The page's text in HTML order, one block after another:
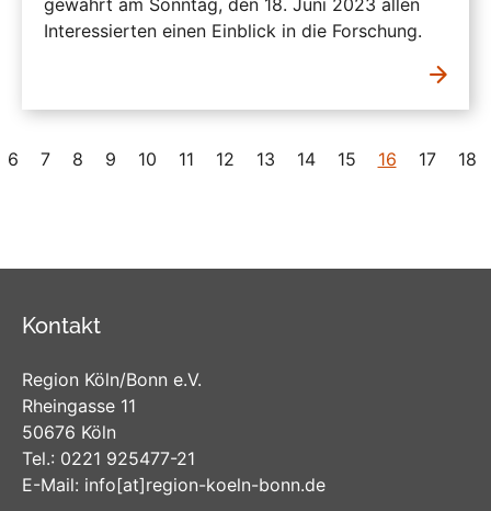
Interessierten einen Einblick in die Forschung.
6 7 8 9 10 11 12 13 14 15 16 17 18
Kontakt
Region Köln/Bonn e.V.
Rheingasse 11
50676 Köln
Tel.: 0221 925477-21
E-Mail: info[at]region-koeln-bonn.de